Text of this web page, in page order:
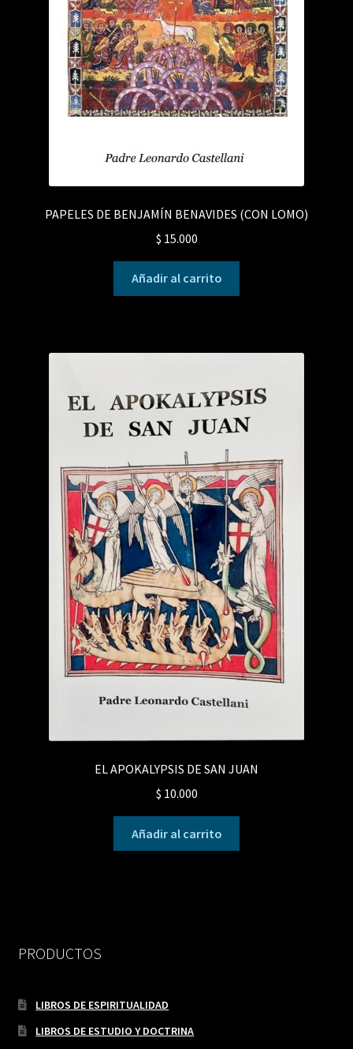
PAPELES DE BENJAMÍN BENAVIDES (CON LOMO)
$ 15.000
Añadir al carrito
EL APOKALYPSIS DE SAN JUAN
$ 10.000
Añadir al carrito
PRODUCTOS
LIBROS DE ESPIRITUALIDAD
LIBROS DE ESTUDIO Y DOCTRINA